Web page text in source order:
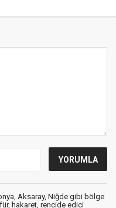
Aksaray, Niğde gibi bölge
hakaret, rencide edici